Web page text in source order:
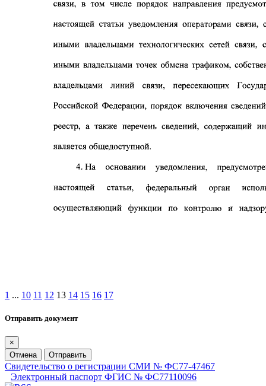
1 ... 10 11 12 13 14 15 16 17
Отправить документ
×
Отмена
Отправить
Свидетельство о регистрации СМИ № ФС77-47467
Электронный паспорт ФГИС № ФС77110096